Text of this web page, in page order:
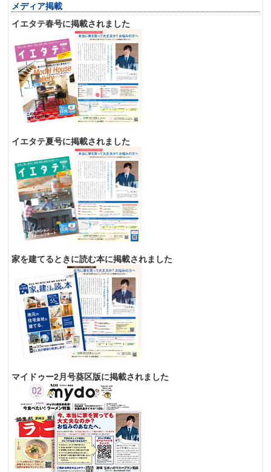
メディア掲載
イエタテ春号に掲載されました
イエタテ夏号に掲載されました
家を建てるときに読む本に掲載されました
マイドゥー2月号葵区版に掲載されました